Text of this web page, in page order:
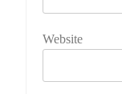
Website